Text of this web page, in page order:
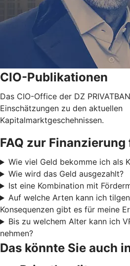
CIO-Publikationen
Das CIO-Office der DZ
Einschätzungen zu den aktuellen
Kapitalmarktgeschehnissen.
FAQ zur
Wie viel Geld bekomme ich als
Wie wird das Geld ausgezahlt?
Ist eine Kombination mit
Auf welche Arten kann ich
Konsequenzen gibt es für meine
Bis zu welchem Alter kann ich
nehmen?
Das könnte Sie auch